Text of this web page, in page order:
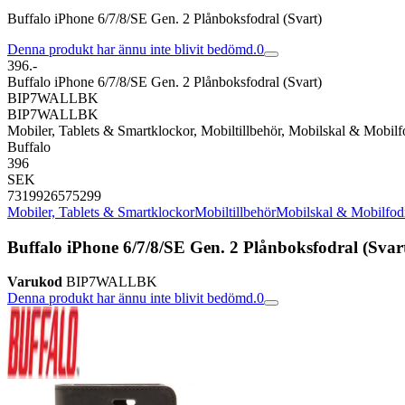
Buffalo iPhone 6/7/8/SE Gen. 2 Plånboksfodral (Svart)
Denna produkt har ännu inte blivit bedömd.0
396.-
Buffalo iPhone 6/7/8/SE Gen. 2 Plånboksfodral (Svart)
BIP7WALLBK
BIP7WALLBK
Mobiler, Tablets & Smartklockor, Mobiltillbehör, Mobilskal &
Buffalo
396
SEK
7319926575299
Mobiler, Tablets & SmartklockorMobiltillbehörMobilskal &
Buffalo iPhone 6/7/8/SE Gen. 2 Plånboksfodral
Varukod BIP7WALLBK
Denna produkt har ännu inte blivit bedömd.0